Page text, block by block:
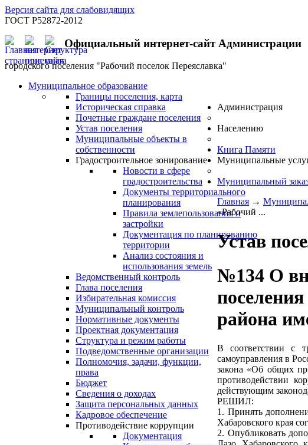
Версия сайта для слабовидящих
ГОСТ Р52872-2012
Официальный интернет-сайт Администрации
городского поселения "Рабочий поселок Переяславка"
Муниципальное образование
Границы поселения, карта
Историческая справка
Почетные граждане поселения
Устав поселения
Муниципальные объекты в
собственности
Градостроительное зонирование
Новости в сфере
градостроительства
Документы территориального
планирования
Правила землепользования и
застройки
Документация по планированию
территории
Анализ состояния и
использования земель
Ведомственный контроль
Глава поселения
Избирательная комиссия
Муниципальный контроль
Администрация
Нормативные документы
Проектная документация
Структура и режим работы
Подведомственные организации
Полномочия, задачи, функции,
права
Бюджет
Сведения о доходах
Защита персональных данных
Кадровое обеспечение
Противодействие коррупции
Документация
Населению
Книга Памяти
Муниципальные
Муниципальный
Главная →
«Рабочий ...
Устав
№134 О
района
В соответствии с
самоуправления в
закона «Об общих
противодействии
действующим
РЕШИЛ:
1. Принять
Хабаровского края
2. Опубликовать